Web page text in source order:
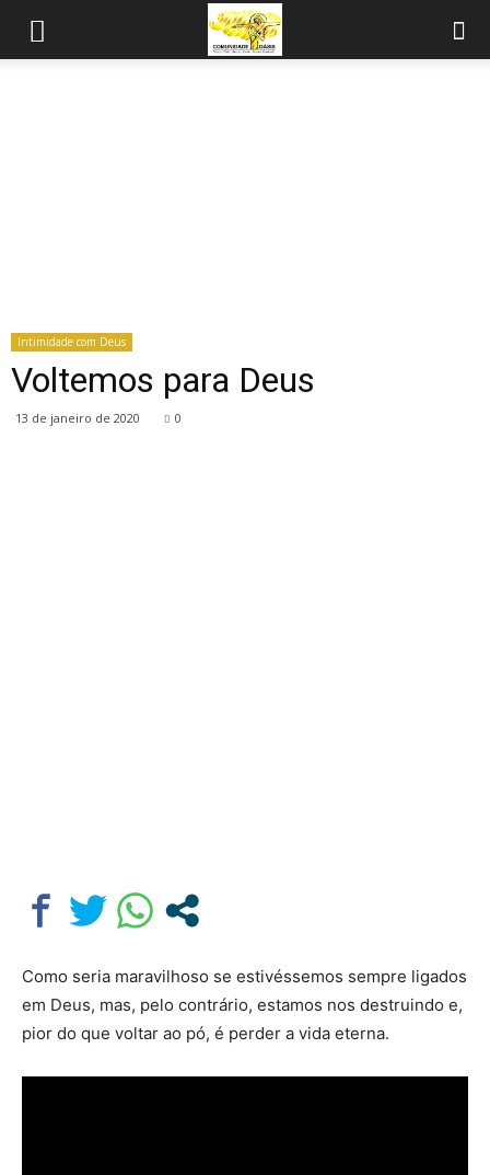
Intimidade com Deus
Voltemos para Deus
13 de janeiro de 2020 0
Como seria maravilhoso se estivéssemos sempre ligados
em Deus, mas, pelo contrário, estamos nos destruindo e,
pior do que voltar ao pó, é perder a vida eterna.